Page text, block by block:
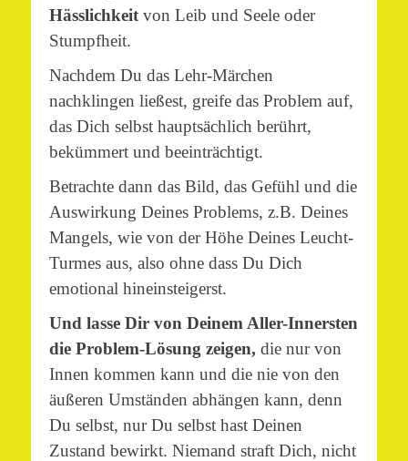
Hässlichkeit von Leib und Seele oder
Stumpfheit.
Nachdem Du das Lehr-Märchen
nachklingen ließest, greife das Problem auf,
das Dich selbst hauptsächlich berührt,
bekümmert und beeinträchtigt.
Betrachte dann das Bild, das Gefühl und die
Auswirkung Deines Problems, z.B. Deines
Mangels, wie von der Höhe Deines Leucht-
Turmes aus, also ohne dass Du Dich
emotional hineinsteigerst.
Und lasse Dir von Deinem Aller-Innersten
die Problem-Lösung zeigen, die nur von
Innen kommen kann und die nie von den
äußeren Umständen abhängen kann, denn
Du selbst, nur Du selbst hast Deinen
Zustand bewirkt. Niemand straft Dich, nicht